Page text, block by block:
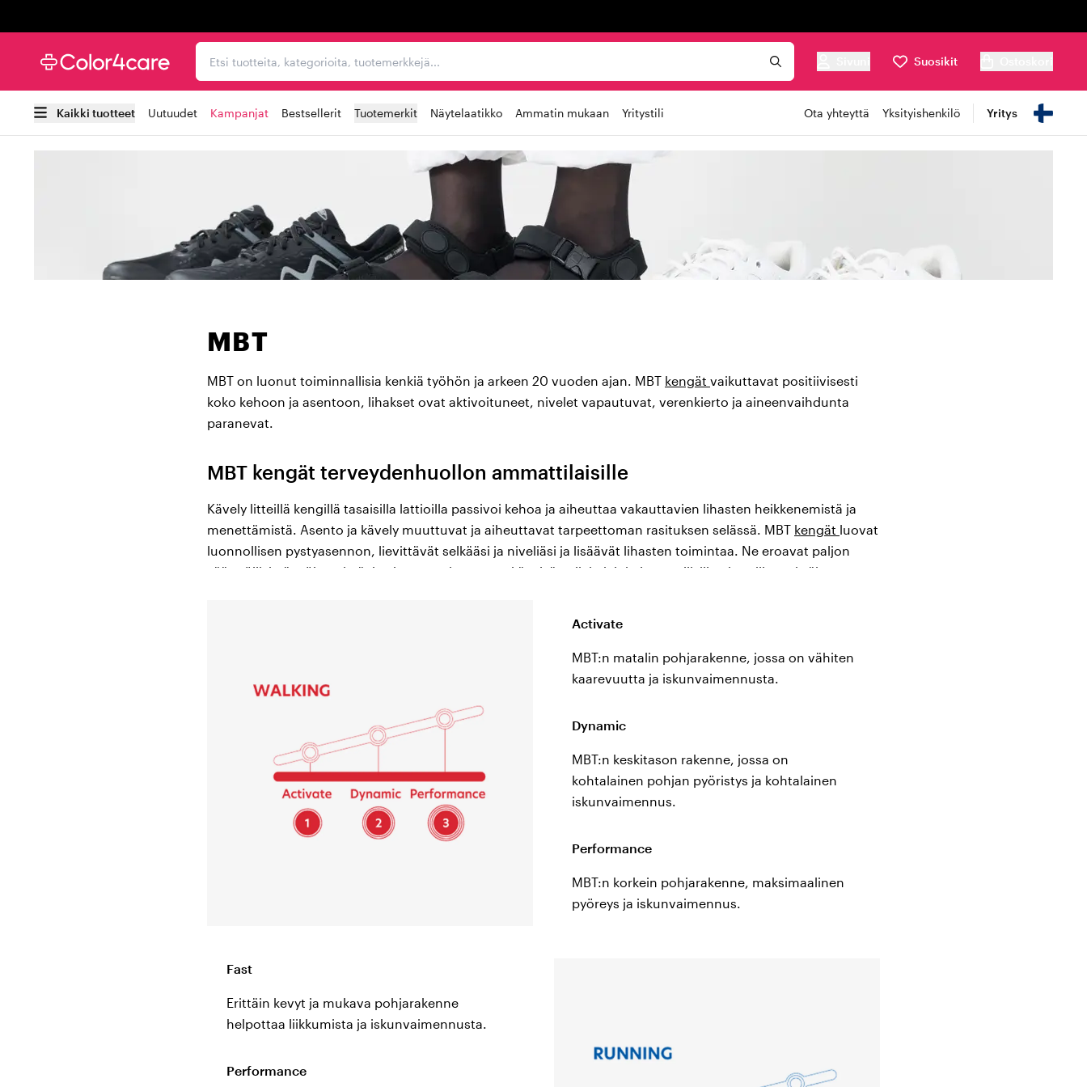
Etsi tuotteita, kategorioita, tuotemerkkejä...
Suosikit
Kaikki tuotteet Uutuudet Kampanjat Bestsellerit Tuotemerkit Näytelaatikko Ammatin mukaan Yritystili Ota yhteyttä Yksityishenkilö Yritys
MBT
MBT on luonut toiminnallisia kenkiä työhön ja arkeen 20 vuoden ajan. MBT kengät vaikuttavat positiivisesti
koko kehoon ja asentoon, lihakset ovat aktivoituneet, nivelet vapautuvat, verenkierto ja aineenvaihdunta
paranevat.
MBT kengät terveydenhuollon ammattilaisille
Kävely litteillä kengillä tasaisilla lattioilla passivoi kehoa ja aiheuttaa vakauttavien lihasten heikkenemistä ja
menettämistä. Asento ja kävely muuttuvat ja aiheuttavat tarpeettoman rasituksen selässä. MBT kengät luovat
luonnollisen pystyasennon, lievittävät selkääsi ja niveliäsi ja lisäävät lihasten toimintaa. Ne eroavat paljon
säännöllisistä
työkengistä
, koska ne muistuttavat kävelyä paljain jaloin luonnollisilla pinnoilla - erittäin
MBT kengät tarjoavat treeniä ilman liikuntaa
Ainutlaatuinen pyöreä pohjarakenne antaa terävämmän asennon, lisää lihasten toimintaa ja vapauttaa selkää
ja päätä. MBT kengät luovat hieman epävakaan pinnan, joka tekee tasapainon löytämisestä helppoa. Syvät
vakauttavat lihakset viedään heti työhön ja keho vahvistuu sisä- ja ulkopuolelta. Tällä yksinkertaisella tavalla
vältetään passiivisempi vartaloasento, johon säännöllinen kenkien käyttö usein johtaa.
Kenelle MBT kengät sopivat?
MBT kengät voivat olla lähes kaikkien käytössä, mutta jos sinulla on jalkojen tunnepuutos (esim. vaikeassa
ovatko ne kipeitä vai ovatko murtumat lieviä. Jos ne ovat kipeitä - MBT kengät eivät ole sinua varten.
Työkengät ovat hyvät sinulle, jolla on kouristuksia, ylikuormitusta, astroja tai vaivaisenluu.
vatsalihaksissa. Se on merkki siitä, että taustalla olevat lihakset aktivoituvat jaloista niskaan asti. Siksi ota
vähitellen. Asteittaisen säädön jälkeen, joka voi kestää jopa 14 päivää, kengät voivat olla käytössäsi koko
päivän, seitsemän päivää viikossa. Lisääntynyt lihasaktiviteetti johtaa myös lisääntyneeseen verenkiertoon,
joka aiheuttaa hikoilua enemmän kuin tavallisesti. Tämä yleensä katoaa hetken ajan kuluttua.
Activate
MBT:n matalin pohjarakenne, jossa on vähiten
kaarevuutta ja iskunvaimennusta.
Dynamic
MBT:n keskitason rakenne, jossa on
kohtalainen pohjan pyöristys ja kohtalainen
iskunvaimennus.
Performance
MBT:n korkein pohjarakenne, maksimaalinen
pyöreys ja iskunvaimennus.
Fast
Erittäin kevyt ja mukava pohjarakenne
helpottaa liikkumista ja iskunvaimennusta.
Performance